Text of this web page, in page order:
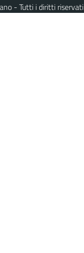
- Tutti i diritti riservati